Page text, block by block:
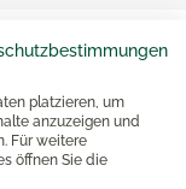
platzieren, um
anzuzeigen und
Für weitere
öffnen Sie die